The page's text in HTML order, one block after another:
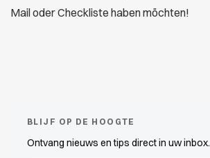
Mail oder Checkliste haben möchten!
BLIJF OP DE HOOGTE
Ontvang nieuws en tips direct in uw inbox.